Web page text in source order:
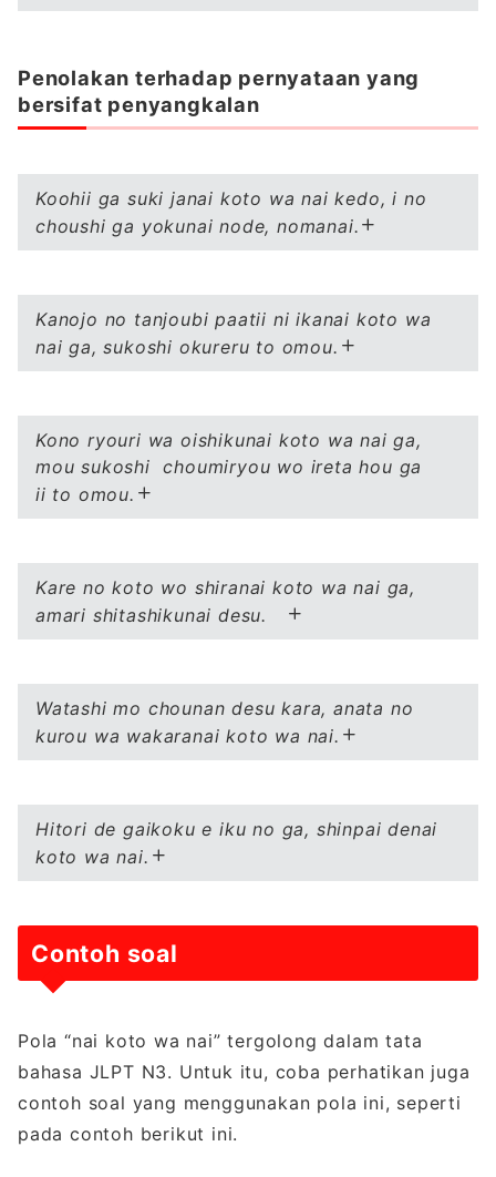
Penolakan terhadap pernyataan yang
bersifat penyangkalan
Koohii ga suki janai koto wa nai kedo, i no
choushi ga yokunai node, nomanai.
Kanojo no tanjoubi paatii ni ikanai koto wa
nai ga, sukoshi okureru to omou.
Kono ryouri wa oishikunai koto wa nai ga,
mou sukoshi choumiryou wo ireta hou ga
ii to omou.
Kare no koto wo shiranai koto wa nai ga,
amari shitashikunai desu.
Watashi mo chounan desu kara, anata no
kurou wa wakaranai koto wa nai.
Hitori de gaikoku e iku no ga, shinpai denai
koto wa nai.
Contoh soal
Pola “nai koto wa nai” tergolong dalam tata
bahasa JLPT N3. Untuk itu, coba perhatikan juga
contoh soal yang menggunakan pola ini, seperti
pada contoh berikut ini.